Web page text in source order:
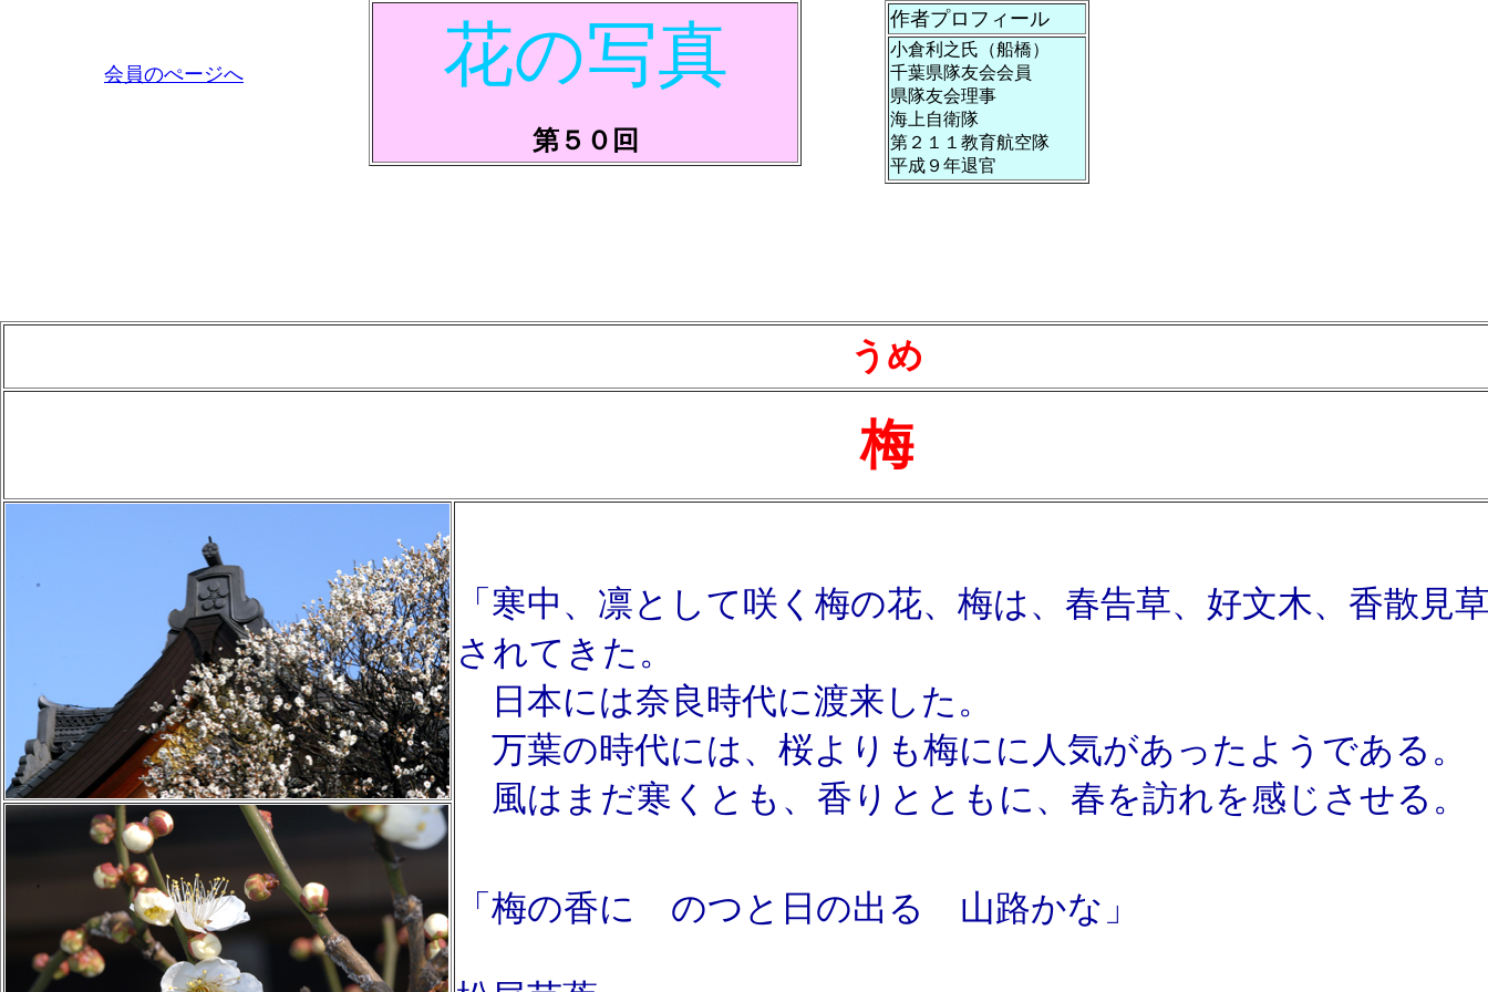
うめ
梅
「寒中、凛として咲く梅の花、梅は、春告草、好文木、香散見
されてきた。
日本には奈良時代に渡来した。
万葉の時代には、桜よりも梅にに人気があったようである。
風はまだ寒くとも、香りとともに、春を訪れを感じさせる。
「梅の香に のつと日の出る 山路かな」
作者プロフィール
小倉利之氏 （船橋）
千葉県隊友会会員
県隊友会理事
海上自衛隊
第２１１教育航空隊
平成９年退官
花の写真
第５０回
会員のぺージへ